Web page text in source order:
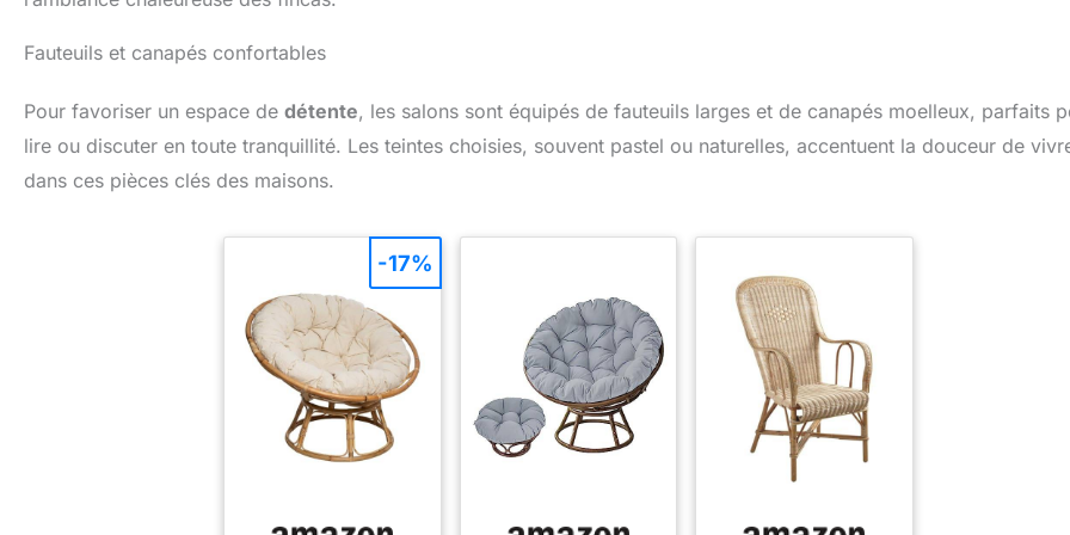
Fauteuils et canapés confortables
Pour favoriser un espace de détente, les salons sont équipés de fauteuils larges et de canapés moelleux, parfaits
lire ou discuter en toute tranquillité. Les teintes choisies, souvent pastel ou naturelles, accentuent la douceur de
dans ces pièces clés des maisons.
-17%